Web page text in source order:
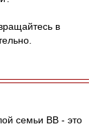
в
семьи ВВ - это